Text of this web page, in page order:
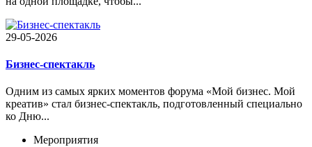
29-05-2026
Бизнес-спектакль
Одним из самых ярких моментов форума «Мой бизнес. Мой
креатив» стал бизнес-спектакль, подготовленный специально
ко Дню...
Мероприятия